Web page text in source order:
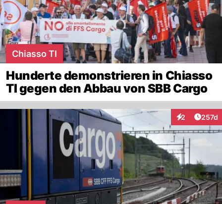
Chiasso TI
Hunderte demonstrieren in Chiasso
TI gegen den Abbau von SBB Cargo
2
Interaktionen
257d